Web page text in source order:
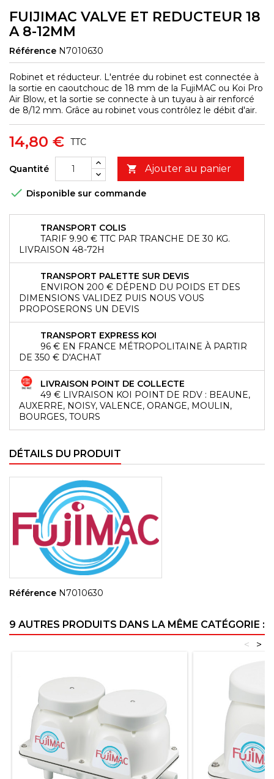
FUIJIMAC VALVE ET REDUCTEUR 18
A 8-12MM
Référence N7010630
Robinet et réducteur. L'entrée du robinet est connectée à
la sortie en caoutchouc de 18 mm de la FujiMAC ou Koi Pro
Air Blow, et la sortie se connecte à un tuyau à air renforcé
de 8/12 mm. Grâce au robinet vous contrôlez le débit d'air.
14,80 € TTC
Quantité  Ajouter au panier
 Disponible sur commande
TRANSPORT COLIS
TARIF 9.90 € TTC PAR TRANCHE DE 30 KG.
LIVRAISON 48-72H
TRANSPORT PALETTE SUR DEVIS
ENVIRON 200 € DÉPEND DU POIDS ET DES
DIMENSIONS VALIDEZ PUIS NOUS VOUS
PROPOSERONS UN DEVIS
TRANSPORT EXPRESS KOI
96 € EN FRANCE MÉTROPOLITAINE À PARTIR
DE 350 € D'ACHAT
LIVRAISON POINT DE COLLECTE
49 € LIVRAISON KOI POINT DE RDV : BEAUNE,
AUXERRE, NOISY, VALENCE, ORANGE, MOULIN,
BOURGES, TOURS
DÉTAILS DU PRODUIT
Référence N7010630
9 AUTRES PRODUITS DANS LA MÊME CATÉGORIE :
>
<